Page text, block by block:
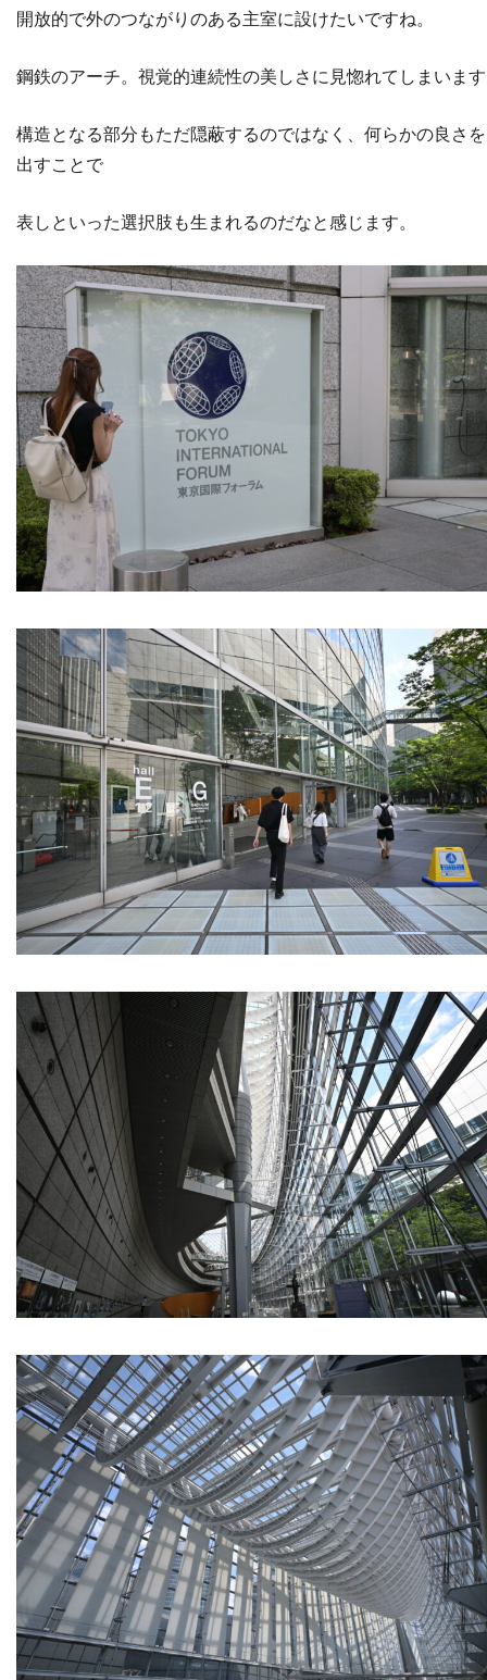
開放的で外のつながりのある主室に設けたいですね。
鋼鉄のアーチ。視覚的連続性の美しさに見惚れてしまいま
構造となる部分もただ隠蔽するのではなく、何らかの良さ
出すことで
表しといった選択肢も生まれるのだなと感じます。